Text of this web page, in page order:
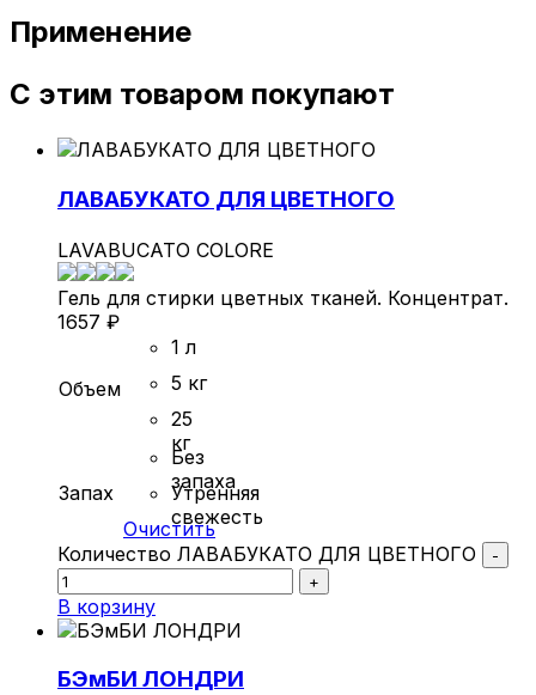
Применение
С этим товаром покупают
ЛАВАБУКАТО ДЛЯ ЦВЕТНОГО
LAVABUCATO COLORE
Гель для стирки цветных тканей. Концентрат.
1657 ₽
Объем
1 л
5 кг
25
кг
Запах
Без
запаха
Утренняя
свежесть
Очистить
Количество ЛАВАБУКАТО ДЛЯ ЦВЕТНОГО
-
+
В корзину
БЭмБИ ЛОНДРИ